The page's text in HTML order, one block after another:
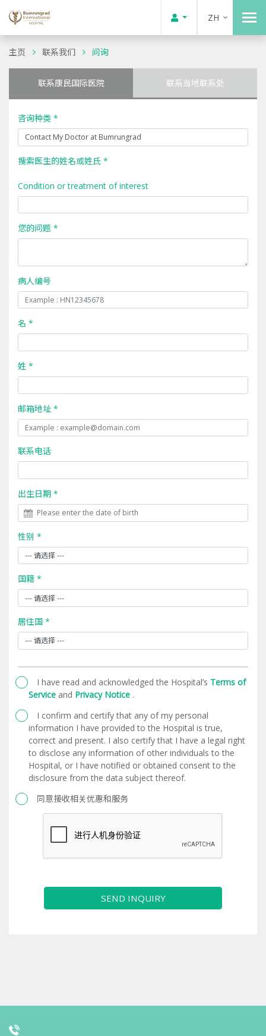
ZH
主页 联系我们 问询
联系康民国际医院 联系当地联系处
咨询种类 *
搜索医生的姓名或姓氏 *
Condition or treatment of interest
您的问题 *
病人编号
名 *
姓 *
邮箱地址 *
联系电话
出生日期 *
性别 *
国籍 *
居住国 *
I have read and acknowledged the Hospital’s Terms of
Service and Privacy Notice .
I confirm and certify that any of my personal
information I have provided to the Hospital is true,
correct and present. I also certify that I have a legal right
to disclose any information of other individuals to the
Hospital, or I have notified or obtained consent to the
disclosure from the data subject thereof.
同意接收相关优惠和服务
SEND INQUIRY